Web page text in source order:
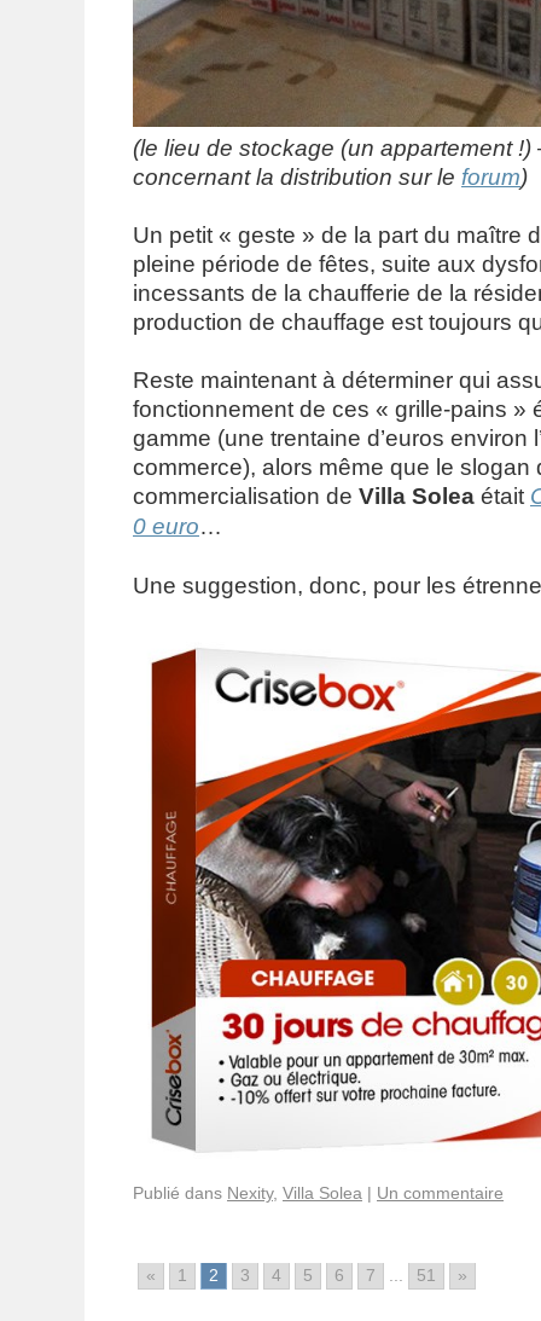
(le lieu de stockage (un appartement !)
concernant la distribution sur le forum)
Un petit « geste » de la part du maître
pleine période de fêtes, suite aux
incessants de la chaufferie de la
production de chauffage est toujours
Reste maintenant à déterminer qui
fonctionnement de ces « grille-pains »
gamme (une trentaine d’euros environ
commerce), alors même que le slogan
commercialisation de Villa Solea était
0 euro…
Une suggestion, donc, pour les
Publié dans Nexity, Villa Solea | Un commentaire
« 1 2 3 4 5 6 7 51 »